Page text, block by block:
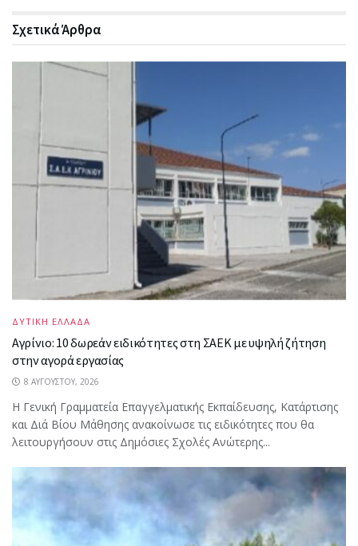
ΣχετικάΆρθρα
ΔΥΤΙΚΗ ΕΛΛΑΔΑ
Αγρίνιο: 10 δωρεάν ειδικότητες στη ΣΑΕΚ με υψηλή ζήτηση
στην αγορά εργασίας
8 ΑΥΓΟΎΣΤΟΥ, 2026
Η Γενική Γραμματεία Επαγγελματικής Εκπαίδευσης, Κατάρτισης
και Διά Βίου Μάθησης ανακοίνωσε τις ειδικότητες που θα
λειτουργήσουν στις Δημόσιες Σχολές Ανώτερης...